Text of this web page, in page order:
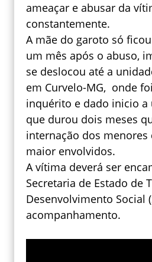
ameaçar e abusar da
constantemente.
A mãe do garoto só
um mês após o abuso,
se deslocou até a
em Curvelo-MG, onde
inquérito e dado inicio a
que durou dois meses
internação dos menores
maior envolvidos.
A vítima deverá ser
Secretaria de Estado de
Desenvolvimento Social
acompanhamento.